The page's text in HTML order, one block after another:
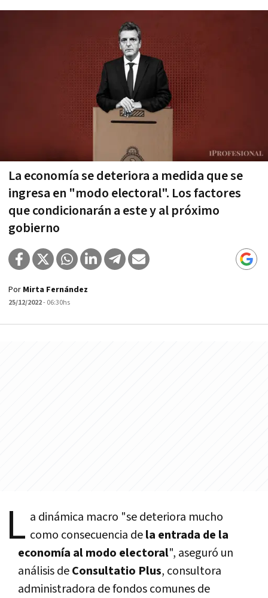
La economía se deteriora a medida que se
ingresa en "modo electoral". Los factores
que condicionarán a este y al próximo
gobierno
Por Mirta Fernández
25/12/2022- 06:30hs
L a dinámica macro "se deteriora mucho
como consecuencia dela entrada de la
economía al modo electoral", aseguró un
análisis deConsultatio Plus, consultora
administradora de fondos comunes de